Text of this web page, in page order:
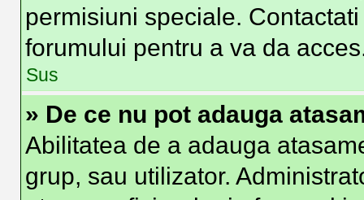
permisiuni speciale.
forumului pentru a va da
Sus
» De ce nu pot adauga
Abilitatea de a adauga
grup, sau utilizator.